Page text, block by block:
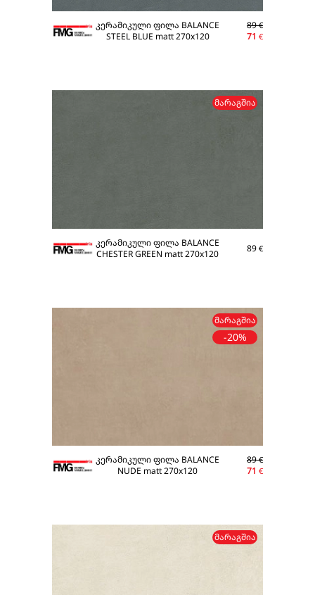
კერამიკული ფილა BALANCE
STEEL BLUE matt 270x120
89€
71 €
ᲛᲐᲠᲐᲒᲨᲘᲐ
კერამიკული ფილა BALANCE
CHESTER GREEN matt 270x120
89 €
ᲛᲐᲠᲐᲒᲨᲘᲐ
-20%
კერამიკული ფილა BALANCE
NUDE matt 270x120
89€
71 €
ᲛᲐᲠᲐᲒᲨᲘᲐ